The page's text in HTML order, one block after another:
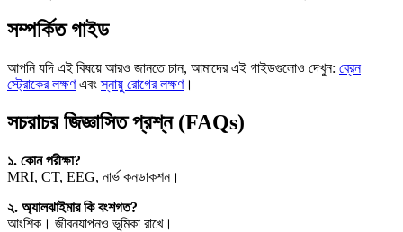
সম্পর্কিত গাইড
আপনি যদি এই বিষয়ে আরও জানতে চান, আমাদের এই গাইডগুলোও দেখুন: ব্রেন
স্ট্রোকের লক্ষণএবংস্নায়ু রোগের লক্ষণ।
সচরাচর জিজ্ঞাসিত প্রশ্ন (FAQs)
১. কোন পরীক্ষা?
MRI, CT, EEG, নার্ভ কনডাকশন।
২. অ্যালঝাইমার কি বংশগত?
আংশিক। জীবনযাপনও ভূমিকা রাখে।